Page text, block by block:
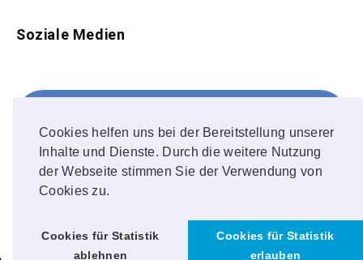
Cookies helfen uns bei der Bereitstellung unserer
Inhalte und Dienste. Durch die weitere Nutzung
der Webseite stimmen Sie der Verwendung von
Cookies zu.
Cookies für Statistik
ablehnen
Cookies für Statistik
erlauben
Soziale Medien
FOLLOW ME!
Instagram
OUR PHOTOS!